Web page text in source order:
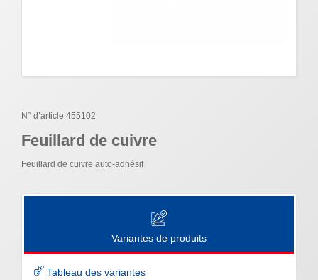
N° d’article 455102
Feuillard de cuivre
Feuillard de cuivre auto-adhésif
Variantes de produits
Tableau des variantes